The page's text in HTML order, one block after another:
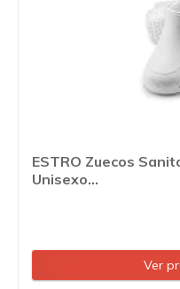
ESTRO Zuecos
Unisexo...
Ver